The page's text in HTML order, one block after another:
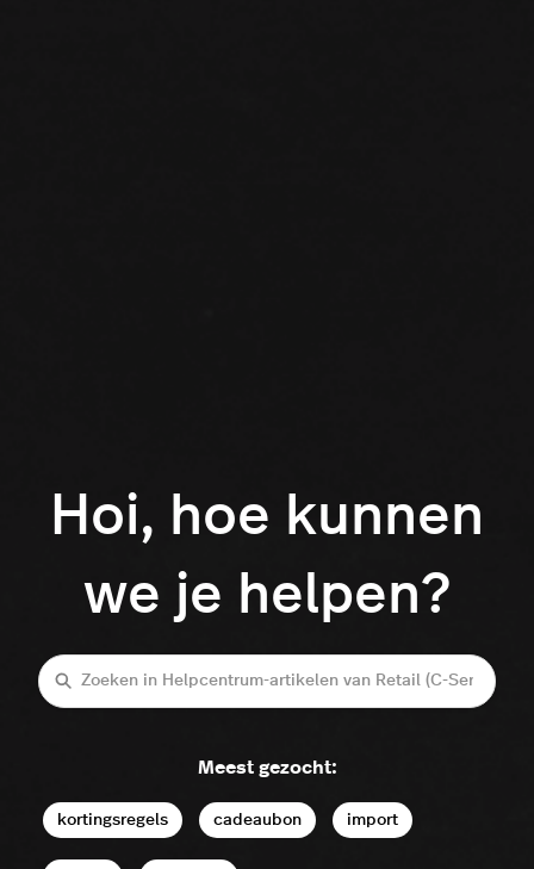
Hoi, hoe kunnen
we je helpen?
Zoeken
Meest gezocht:
kortingsregels cadeaubon import